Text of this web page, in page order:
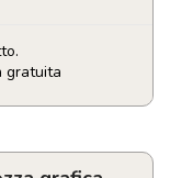
gratuita